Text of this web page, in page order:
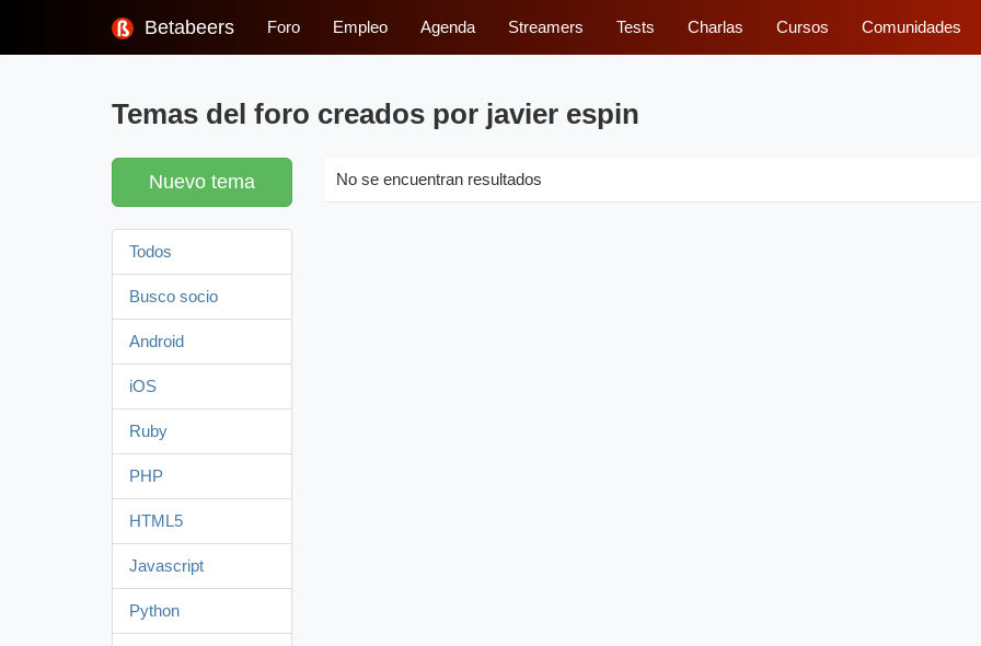
Betabeers Foro Empleo Agenda Streamers Tests Charlas Cursos Comunidades
Temas del foro creados por javier espin
Nuevo tema
Todos
Busco socio
Android
iOS
Ruby
PHP
HTML5
Javascript
Python
No se encuentran resultados